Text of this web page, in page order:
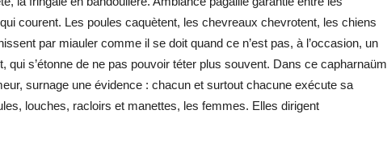
courent. Les poules caquètent, les chevreaux chevrotent, les chiens
par miauler comme il se doit quand ce n’est pas, à l’occasion, un
qui s’étonne de ne pas pouvoir téter plus souvent. Dans ce capharnaüm
surnage une évidence : chacun et surtout chacune exécute sa
louches, racloirs et manettes, les femmes. Elles dirigent